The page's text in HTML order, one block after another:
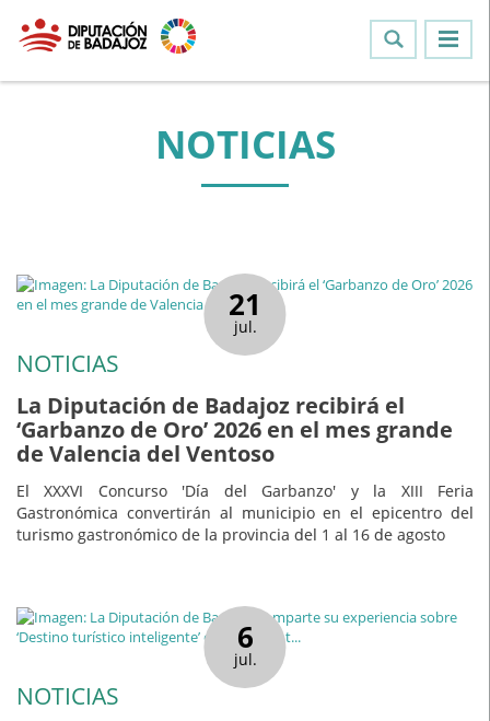
NOTICIAS
21
jul.
NOTICIAS
La Diputación de Badajoz recibirá el
‘Garbanzo de Oro’ 2026 en el mes grande
de Valencia del Ventoso
El XXXVI Concurso 'Día del Garbanzo' y la XIII Feria
Gastronómica convertirán al municipio en el epicentro del
turismo gastronómico de la provincia del 1 al 16 de agosto
6
jul.
NOTICIAS